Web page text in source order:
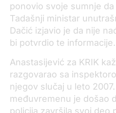
ponovio svoje sumnje
Tadašnji ministar
Dačić izjavio je da nije
bi potvrdio te informacije.
Anastasijević za KRIK
razgovarao sa
njegov slučaj u leto
međuvremenu je došao
policija završila svoj deo